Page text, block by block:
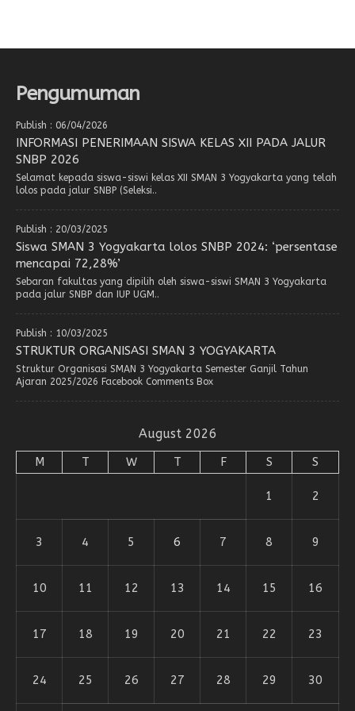
Pengumuman
Publish : 06/04/2026
INFORMASI PENERIMAAN SISWA KELAS XII PADA JALUR
SNBP 2026
Selamat kepada siswa-siswi kelas XII SMAN 3 Yogyakarta yang telah
lolos pada jalur SNBP (Seleksi..
Publish : 20/03/2025
Siswa SMAN 3 Yogyakarta lolos SNBP 2024: ‘persentase
mencapai 72,28%’
Sebaran fakultas yang dipilih oleh siswa-siswi SMAN 3 Yogyakarta
pada jalur SNBP dan IUP UGM..
Publish : 10/03/2025
STRUKTUR ORGANISASI SMAN 3 YOGYAKARTA
Struktur Organisasi SMAN 3 Yogyakarta Semester Ganjil Tahun
Ajaran 2025/2026 Facebook Comments Box
August 2026
M T W T F S S
1 2
3 4 5 6 7 8 9
10 11 12 13 14 15 16
17 18 19 20 21 22 23
24 25 26 27 28 29 30